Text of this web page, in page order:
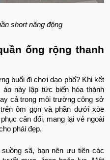
short năng động
ống rộng thanh
buổi đi chơi dạo phố? Khi kết
áo này lập tức biến hóa thành
cả trong môi trường công sở
ôm gọn và phần dưới xòe
cân đối, mang lại vẻ ngoài
phái đẹp.
sã, bạn nên ưu tiên các